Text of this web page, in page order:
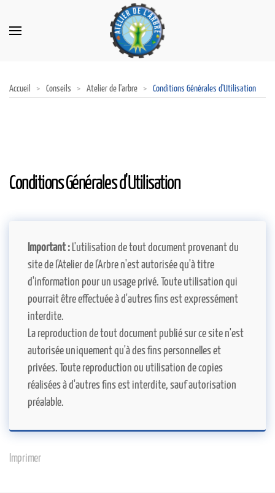
Accueil Conseils Atelier de l'arbre Conditions Générales d'Utilisation
Conditions Générales d'Utilisation
Important : L'utilisation de tout document provenant du
site de l'Atelier de l'Arbre n'est autorisée qu'à titre
d'information pour un usage privé. Toute utilisation qui
pourrait être effectuée à d'autres fins est expressément
interdite.
La reproduction de tout document publié sur ce site n'est
autorisée uniquement qu'à des fins personnelles et
privées. Toute reproduction ou utilisation de copies
réalisées à d'autres fins est interdite, sauf autorisation
préalable.
Imprimer